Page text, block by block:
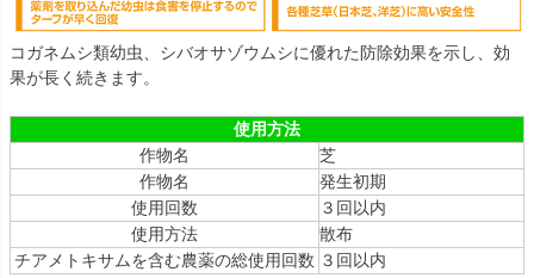
コガネムシ類幼虫、シバオサゾウムシに優れた防除効果を示し、効
果が長く続きます。
使用方法
作物名
芝
作物名
発生初期
使用回数
３回以内
使用方法
散布
チアメトキサムを含む農薬の総使用回数 ３回以内